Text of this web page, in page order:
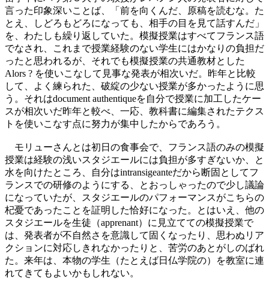
言った印象深いことば、「前を向くんだ、原稿を読むな。た
とえ、しどろもどろになっても、相手の目を見て話すんだ」
を、わたしも繰り返していた。模擬授業はすべてフランス語
でなされ、これまで授業経験のない学生にはかなりの負担だ
ったと思われるが、それでも模擬授業の共通教材とした
Alors ? を使いこなして見事な発表が相次いだ。昨年と比較
して、よく練られた、破綻の少ない授業が多かったように思
う。それはdocument authentiqueを自分で授業に加工したケー
スが相次いだ昨年と較べ、一応、教科書に編集されたテクス
トを使いこなす点に努力が集中したからであろう。
モリューさんとは初日の食事会で、フランス語のみの模擬
授業は経験の浅いスタジエールには負担が多すぎないか、と
水を向けたところ、自分はintransigeanteだから断固としてフ
ランスでの研修のようにする、とおっしゃったので少し議論
になっていたが、スタジエールのパフォーマンスがこちらの
杞憂であったことを証明した恰好になった。とはいえ、他の
スタジエールを生徒（apprenant）に見立てての模擬授業で
は、発表者が不自然さを意識して固くなったり、思わぬリア
クションに対応しきれなかったりと、苦労のあとがしのばれ
た。来年は、本物の学生（たとえば日仏学院の）を教室に連
れてきてもよいかもしれない。